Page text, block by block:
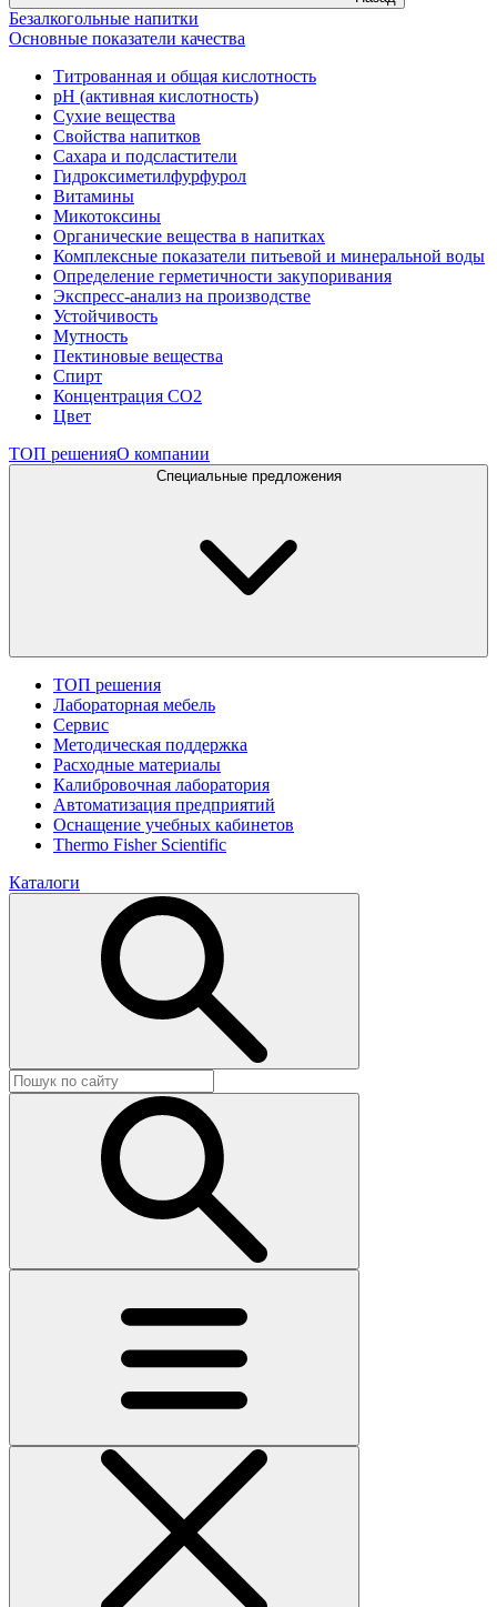
Безалкогольные напитки
Основные показатели качества
Титрованная и общая кислотность
рН (активная кислотность)
Сухие вещества
Свойства напитков
Сахара и подсластители
Гидроксиметилфурфурол
Витамины
Микотоксины
Органические вещества в напитках
Комплексные показатели питьевой и минеральной воды
Определение герметичности закупоривания
Экспресс-анализ на производстве
Устойчивость
Мутность
Пектиновые вещества
Спирт
Концентрация СО2
Цвет
ТОП решенияО компании
Специальные предложения
ТОП решения
Лабораторная мебель
Сервис
Методическая поддержка
Расходные материалы
Калибровочная лаборатория
Автоматизация предприятий
Оснащение учебных кабинетов
Thermo Fisher Scientific
Каталоги